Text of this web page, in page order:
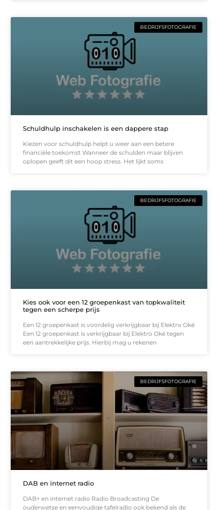
BEDRIJFSFOTOGRAFIE
Schuldhulp inschakelen is een dappere stap
Kiezen voor schuldhulp helpt u weer aan een betere
financiële toekomst Wanneer de schulden maar blijven
oplopen geeft dit een hoop stress. Het lijkt soms
BEDRIJFSFOTOGRAFIE
Kies ook voor een 12 groepenkast van topkwaliteit
tegen een scherpe prijs
Een 12 groepenkast is voordelig verkrijgbaar bij Elektro Oké
Een 12 groepenkast is verkrijgbaar bij Elektro Oké tegen
een aantrekkelijke prijs. Hierbij mag u rekenen
BEDRIJFSFOTOGRAFIE
DAB en internet radio
DAB+ en internet radio Radio Broadcasting De
ouderwetse en eenvoudige tafelradio ook bekend als de